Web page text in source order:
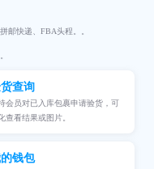
邮快递、FBA头程。。
查询
会员对已入库包裹申请验货，可
查看结果或图片。
钱包